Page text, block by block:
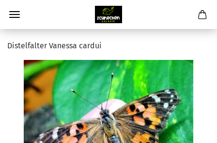
Distelfalter Vanessa cardui